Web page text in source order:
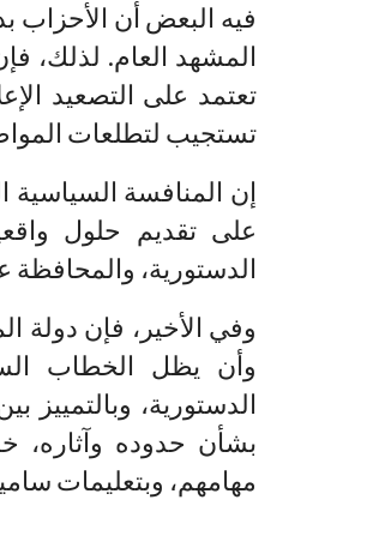
فيه البعض أن الأحزاب
المشهد العام. لذلك،
تعتمد على التصعيد
تستجيب لتطلعات
إن المنافسة السياسية
على تقديم حلول
الدستورية،
وفي الأخير، فإن دولة
وأن يظل الخطاب
الدستورية، وبالتمييز
بشأن حدوده وآثاره،
مهامهم، وبتعليمات